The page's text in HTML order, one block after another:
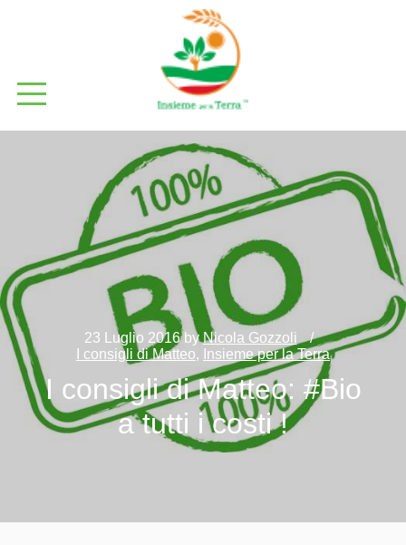
23 Luglio 2016byNicola Gozzoli
I consigli di Matteo, Insieme per la Terra
I consigli di Matteo: #Bio
a tutti i costi !